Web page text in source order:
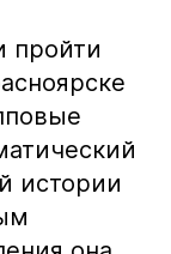
пройти
истории